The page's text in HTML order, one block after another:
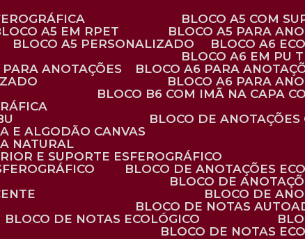
BLOCO A5 COM
BLOCO A5 EM RPET
BLOCO A5 PARA
BLOCO A5 PERSONALIZADO
BLOCO A6
BLOCO A6 EM PU
PARA ANOTAÇÕES
BLOCO A6 PARA
BLOCO A6 PARA
BLOCO B6 COM IMÃ NA CAPA
BLOCO DE
E ALGODÃO CANVAS
NATURAL
E SUPORTE ESFEROGRÁFICO
BLOCO DE ANOTAÇÕES
BLOCO DE
BLOCO DE
BLOCO DE NOTAS
BLOCO DE NOTAS ECOLÓGICO
BLOCO DE NOTAS